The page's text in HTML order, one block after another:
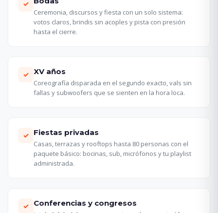
✓
Ceremonia, discursos y fiesta con un solo sistema:
votos claros, brindis sin acoples y pista con presión
hasta el cierre.
✓ XV años
Coreografía disparada en el segundo exacto, vals sin
fallas y subwoofers que se sienten en la hora loca.
✓ Fiestas privadas
Casas, terrazas y rooftops hasta 80 personas con el
paquete básico: bocinas, sub, micrófonos y tu playlist
administrada.
✓ Conferencias y congresos